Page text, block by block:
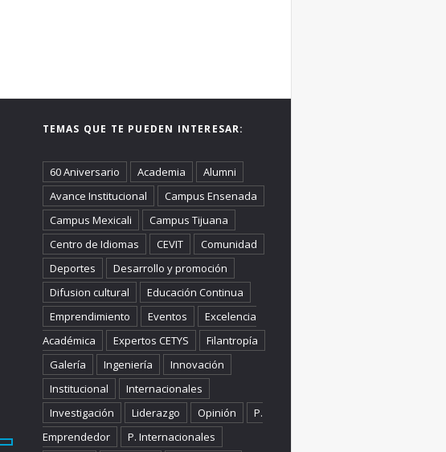
TEMAS QUE TE PUEDEN INTERESAR:
60 Aniversario Academia
Alumni
Avance Institucional
Campus Ensenada
Campus Mexicali
Campus Tijuana
Centro de Idiomas
CEVIT
Comunidad
Deportes
Desarrollo y promoción
Difusion cultural
Educación Continua
Emprendimiento
Eventos
Excelencia
Académica
Expertos CETYS
Filantropía
Galería
Ingeniería
Innovación
Institucional
Internacionales
Investigación
Liderazgo Opinión
P.
Emprendedor
P. Internacionales